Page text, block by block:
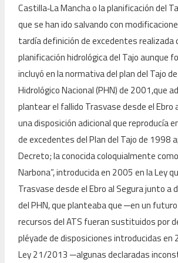
Castilla‑La Mancha o la planificación del
que se han ido salvando con
tardía definición de excedentes realizada
planificación hidrológica del Tajo aunque
incluyó en la normativa del plan del Tajo
Hidrológico Nacional (PHN) de 2001,que
plantear el fallido Trasvase desde el Ebro
una disposición adicional que reproducía
de excedentes del Plan del Tajo de 1998
Decreto; la conocida coloquialmente
Narbona”, introducida en 2005 en la Ley
Trasvase desde el Ebro al Segura junto a
del PHN, que planteaba que ─en un
recursos del ATS fueran sustituidos por
pléyade de disposiciones introducidas en
Ley 21/2013 ─algunas declaradas